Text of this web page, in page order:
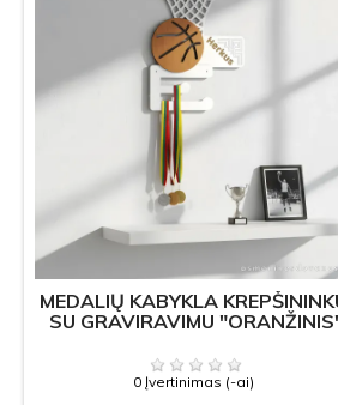
MEDALIŲ KABYKLA
SU GRAVIRAVIMU
0 Įvertinimas (-ai)